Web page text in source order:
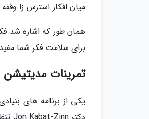
میان افکار استرس زا
همان طور که اشاره شد
برای سلامت فکر شما
تمرینات